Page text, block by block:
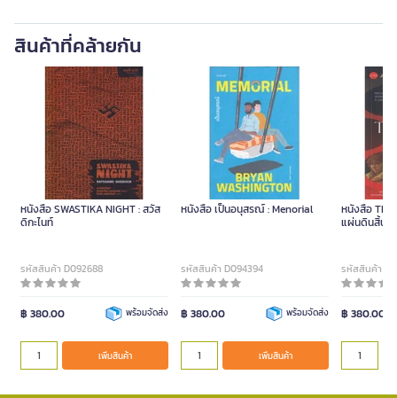
สินค้าที่คล้ายกัน
หนังสือ SWASTIKA NIGHT : สวัส
ดิกะไนท์
รหัสสินค้า D092688
฿ 380.00 พร้อมจัดส่ง
เพิ่มสินค้า
หนังสือ เป็นอนุสรณ์ : Menorial
รหัสสินค้า D094394
฿ 380.00 พร้อมจัดส่ง
เพิ่มสินค้า
หนังสือ The
แผ่นดินสิ้นก
รหัสสินค้า
฿ 380.00